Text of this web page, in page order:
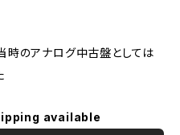
時のアナログ中古盤としては
available